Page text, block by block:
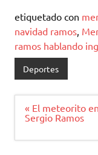
etiquetado con
navidad ramos,
ramos hablando
Deportes
Navegación
de
entradas
« El meteorito
Sergio Ramos